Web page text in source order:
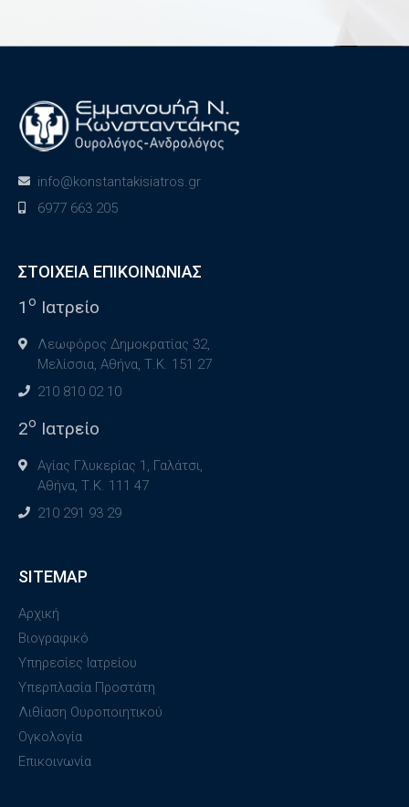
info@konstantakisiatros.gr
6977 663 205
ΣΤΟΙΧΕΙΑ ΕΠΙΚΟΙΝΩΝΙΑΣ
1 ο Ιατρείο
Λεωφόρος Δημοκρατίας 32,
Μελίσσια, Αθήνα, Τ.Κ. 151 27
210 810 02 10
2ο Ιατρείο
Αγίας Γλυκερίας 1, Γαλάτσι,
Αθήνα, Τ.Κ. 111 47
210 291 93 29
SITEMAP
Αρχική
Βιογραφικό
Υπηρεσίες Ιατρείου
Υπερπλασία Προστάτη
Λιθίαση Ουροποιητικού
Ογκολογία
Επικοινωνία